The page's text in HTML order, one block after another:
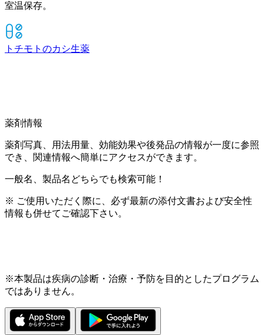
室温保存。
トチモトのカシ生薬
薬剤情報
薬剤写真、用法用量、効能効果や後発品の情報が一度に参照
でき、関連情報へ簡単にアクセスができます。
一般名、製品名どちらでも検索可能！
※ ご使用いただく際に、必ず最新の添付文書および安全性
情報も併せてご確認下さい。
※本製品は疾病の診断・治療・予防を目的としたプログラム
ではありません。